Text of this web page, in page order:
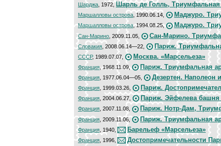
Шарджа , 1972, Шарль де Голль, Триумфальная
Маршалловы острова , 1990.06.14, Маджуро.
Маршалловы острова, 1994.08.25, Маджуро.
Сан-Марино , 2009.11.05, Сан-Марино.
Словакия , 2008.06.14—22, Париж.
СССР, 1989.07.07, Москва. «Марсельеза»
Франция , 1968.11.09, Париж. Триумфальная
Франция , 1977.06.04—05, Дезертен. Наполеон
Франция , 1999.03.26, Париж.
Франция , 2004.06.27, Париж. Эйфелева
Франция, 2007.11.08, Париж. Нотр-Дам,
Франция , 2009.11.06, Париж. Триумфальная
Франция , 1940, Барельеф «Марсельеза»
Франция , 1996, Достопримечательности